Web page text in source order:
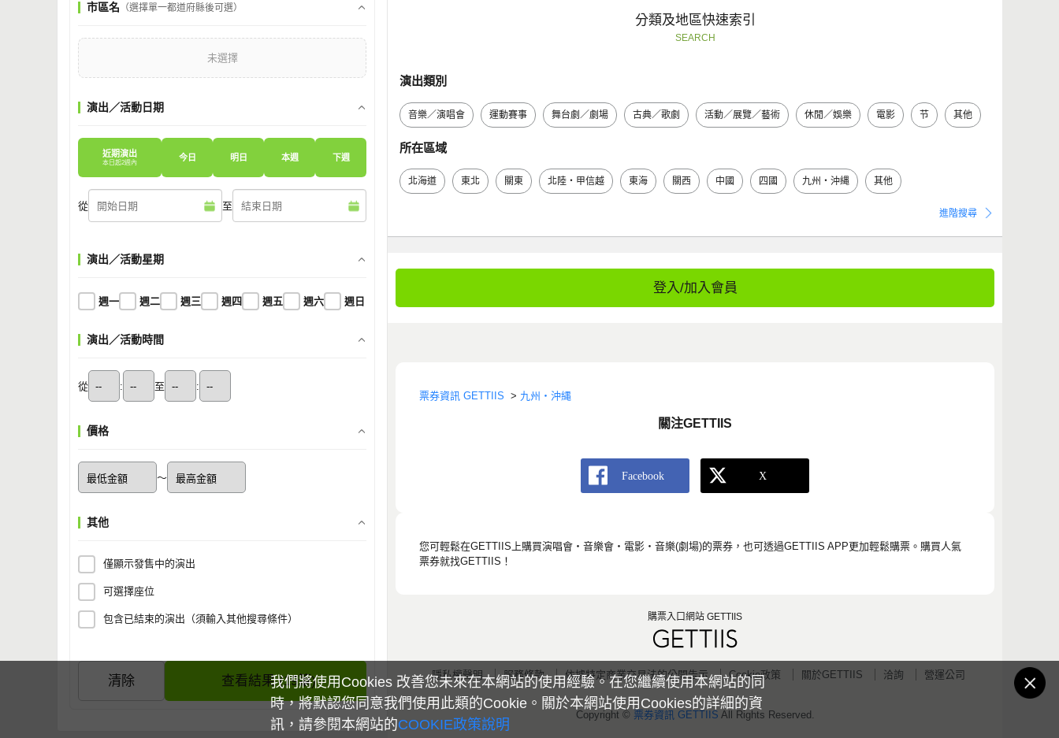
我們將使用Cookies 改善您未來在本網站的使用經驗。在您繼續使用本網站的同
時，將默認您同意我們使用此類的Cookie。關於本網站使用Cookies的詳細的資
訊，請參閱本網站的COOKIE政策說明
市區名 （選擇單一都道府縣後可選）
未選擇
演出／活動日期
近期演出
本日起2週內
今日 明日 本週 下週
從 至
演出／活動星期
週一 週二 週三 週四 週五 週六 週日
演出／活動時間
從 : 至 :
價格
～
其他
僅顯示發售中的演出
可選擇座位
包含已結束的演出（須輸入其他搜尋條件）
清除 查看結果 (19筆)
分類及地區快速索引
SEARCH
演出類別
音樂／演唱會 運動賽事 舞台劇／劇場 古典／歌劇 活動／展覽／藝術 休閒／娛樂 電影 节 其他
所在區域
北海道 東北 關東 北陸・甲信越 東海 關西 中國 四國 九州・沖縄 其他
進階搜尋
登入/加入會員
票券資訊 GETTIIS > 九州・沖縄
關注GETTIIS
您可輕鬆在GETTIIS上購買演唱會・音樂會・電影・音樂(劇場)的票券，也可透過GETTIIS APP更加輕鬆購票。購買人氣
票券就找GETTIIS！
購票入口網站 GETTIIS
隱私權聲明 服務條款 依據特定商業交易法的公開告示 Cookie政策 關於GETTIIS 洽詢 營運公司
Copyright © 票券資訊 GETTIIS All Rights Reserved.